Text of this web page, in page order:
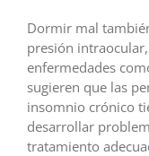
Dormir mal
presión
enfermedades
sugieren que las
insomnio crónico
desarrollar
tratamiento